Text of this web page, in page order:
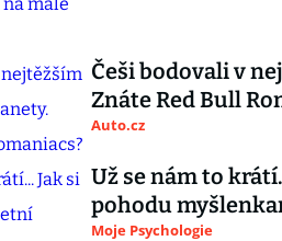
Češi bodovali v
Znáte Red Bull
Auto.cz
Už se nám to
pohodu
Moje Psychologie